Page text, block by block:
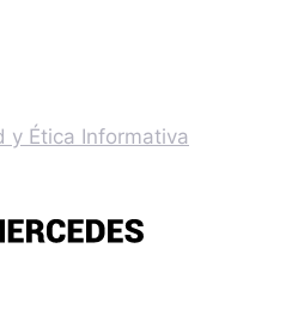
y Ética Informativa